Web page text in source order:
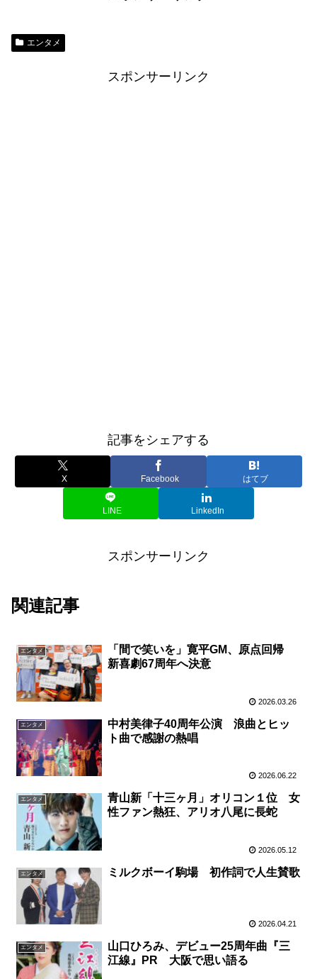
エンタメ
スポンサーリンク
記事をシェアする
X Facebook はてブ
LINE LinkedIn
スポンサーリンク
関連記事
エンタメ
「間で笑いを」寛平GM、原点回帰
新喜劇67周年へ決意
2026.03.26
エンタメ
中村美律子40周年公演 浪曲とヒッ
ト曲で感謝の熱唱
2026.06.22
エンタメ
青山新「十三ヶ月」オリコン１位 女
性ファン熱狂、アリオ八尾に長蛇
2026.05.12
エンタメ ミルクボーイ駒場 初作詞で人生賛歌
2026.04.21
エンタメ
山口ひろみ、デビュー25周年曲『三
江線』PR 大阪で思い語る